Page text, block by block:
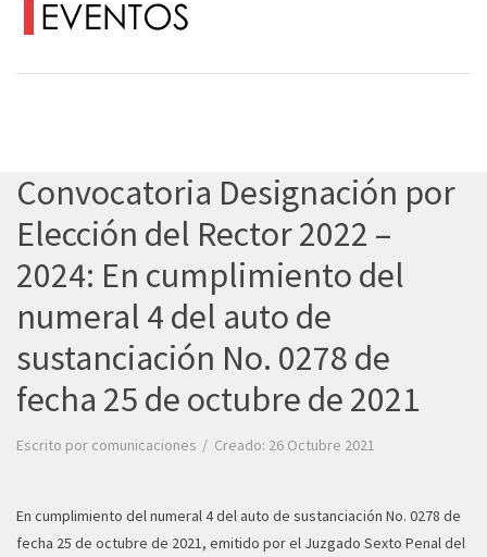
Convocatoria Designación por
Elección del Rector 2022 –
2024: En cumplimiento del
numeral 4 del auto de
sustanciación No. 0278 de
fecha 25 de octubre de 2021
Escrito por comunicaciones Creado: 26 Octubre 2021
En cumplimiento del numeral 4 del auto de sustanciación No. 0278 de
fecha 25 de octubre de 2021, emitido por el Juzgado Sexto Penal del